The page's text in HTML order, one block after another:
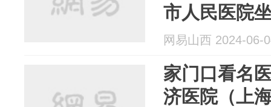
市人民医院
网易山西 2024-06-
家门口看名
济医院（上